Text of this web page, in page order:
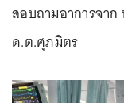
สอบถามอาการจา
ด.ต.ศุภมิตร